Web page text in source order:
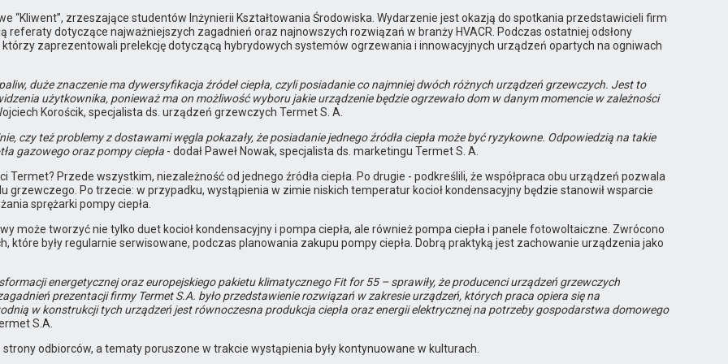
“Kliwent”, zrzeszające studentów Inżynierii Kształtowania Środowiska. Wydarzenie jest okazją do spotkania przedstawicieli firm
dotyczące najważniejszych zagadnień oraz najnowszych rozwiązań w branży HVACR. Podczas ostatniej odsłony
zaprezentowali prelekcję dotyczącą hybrydowych systemów ogrzewania i innowacyjnych urządzeń opartych na ogniwach
duże znaczenie ma dywersyfikacja źródeł ciepła, czyli posiadanie co najmniej dwóch różnych urządzeń grzewczych. Jest to
użytkownika, ponieważ ma on możliwość wyboru jakie urządzenie będzie ogrzewało dom w danym momencie w zależności
Korościk, specjalista ds. urządzeń grzewczych Termet S. A.
czy też problemy z dostawami węgla pokazały, że posiadanie jednego źródła ciepła może być ryzykowne. Odpowiedzią na takie
gazowego oraz pompy ciepła - dodał Paweł Nowak, specjalista ds. marketingu Termet S. A.
Przede wszystkim, niezależność od jednego źródła ciepła. Po drugie - podkreślili, że współpraca obu urządzeń pozwala
grzewczego. Po trzecie: w przypadku, wystąpienia w zimie niskich temperatur kocioł kondensacyjny będzie stanowił wsparcie
sprężarki pompy ciepła.
może tworzyć nie tylko duet kocioł kondensacyjny i pompa ciepła, ale również pompa ciepła i panele fotowoltaiczne. Zwrócono
które były regularnie serwisowane, podczas planowania zakupu pompy ciepła. Dobrą praktyką jest zachowanie urządzenia jako
energetycznej oraz europejskiego pakietu klimatycznego Fit for 55 – sprawiły, że producenci urządzeń grzewczych
prezentacji firmy Termet S.A. było przedstawienie rozwiązań w zakresie urządzeń, których praca opiera się na
w konstrukcji tych urządzeń jest równoczesna produkcja ciepła oraz energii elektrycznej na potrzeby gospodarstwa domowego
S.A.
odbiorców, a tematy poruszone w trakcie wystąpienia były kontynuowane w kulturach.